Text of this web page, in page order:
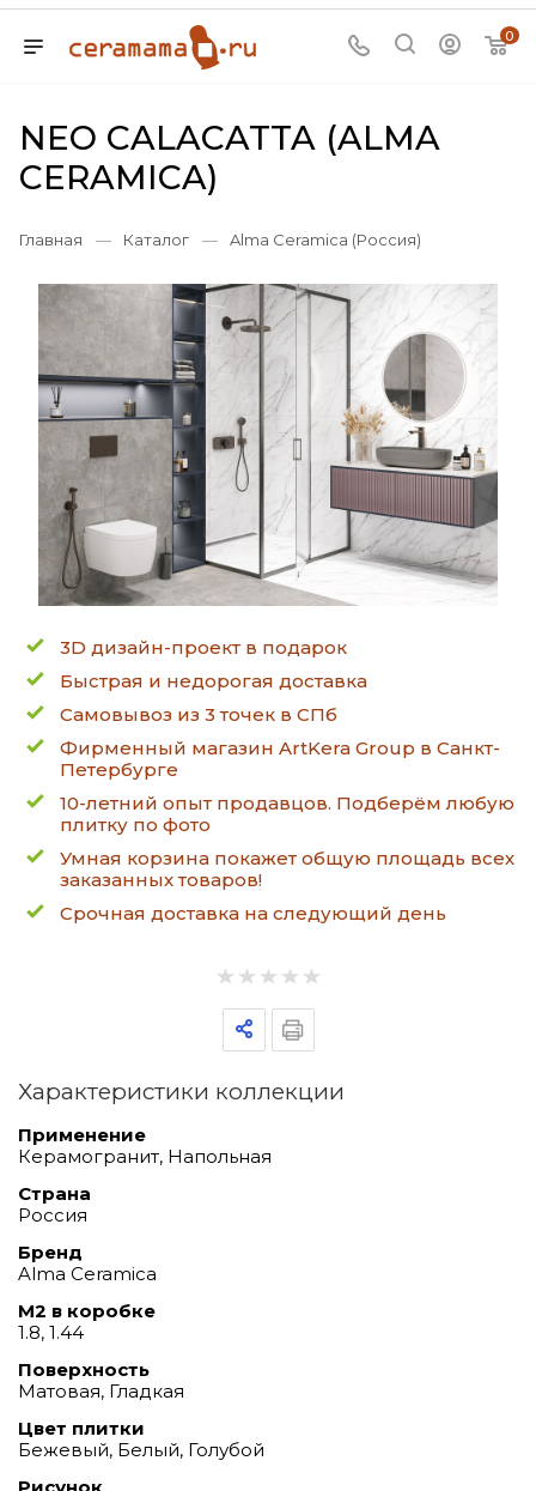
0
NEO CALACATTA (ALMA
CERAMICA)
Главная — Каталог — Alma Ceramica (Россия)
3D дизайн-проект в подарок
Быстрая и недорогая доставка
Самовывоз из 3 точек в СПб
Фирменный магазин ArtKera Group в Санкт-
Петербурге
10-летний опыт продавцов. Подберём любую
плитку по фото
Умная корзина покажет общую площадь всех
заказанных товаров!
Срочная доставка на следующий день
Характеристики коллекции
Применение
Керамогранит, Напольная
Страна
Россия
Бренд
Alma Ceramica
М2 в коробке
1.8, 1.44
Поверхность
Матовая, Гладкая
Цвет плитки
Бежевый, Белый, Голубой